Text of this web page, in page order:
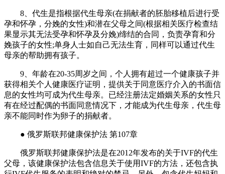
8、代生是指根据代生母亲(在捐献者的胚胎移植后进行受
孕和怀孕，分娩的女性)和潜在父母之间(根据相关医疗检查结
果显示其无法受孕和怀孕及分娩)缔结的合同，负责孕育和分
娩孩子的女性;单身人士如自己无法生育，同样可以通过代生
母亲的帮助拥有孩子。
9、年龄在20-35周岁之间，个人拥有超过一个健康孩子并
获得相关个人健康医疗证明，提供关于同意医疗介入的书面信
息的女性均可成为代生母亲。已经注册法定婚姻关系的女性只
有在经过配偶的书面同意情况下，才能成为代生母亲，代生母
亲不能同时作为卵子的捐献者。
● 俄罗斯联邦健康保护法 第107章
俄罗斯联邦健康保护法是在2012年发布的关于IVF的代生
父母，该健康保护法包含信息关于使用IVF的方法，还包含执